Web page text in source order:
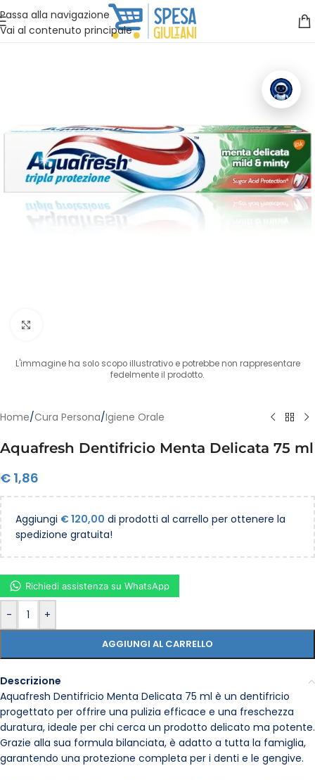
Passa alla navigazione
Vai al contenuto principale
Vuoi assistenza?Clicca qui e ti richiamiamo noi
L'immagine ha solo scopo illustrativo e potrebbe non rappresentare
fedelmente il prodotto.
Home/Cura Persona/Igiene Orale
Aquafresh Dentifricio Menta Delicata 75 ml
€ 1,86
Aggiungi €120,00 di prodotti al carrello per ottenere la
spedizione gratuita!
- +
AGGIUNGI AL CARRELLO
Richiedi assistenza su WhatsApp
Descrizione
Aquafresh Dentifricio Menta Delicata 75 ml è un dentifricio
progettato per offrire una pulizia efficace e una freschezza
duratura, ideale per chi cerca un prodotto delicato ma potente.
Grazie alla sua formula bilanciata, è adatto a tutta la famiglia,
garantendo una protezione completa per i denti e le gengive.